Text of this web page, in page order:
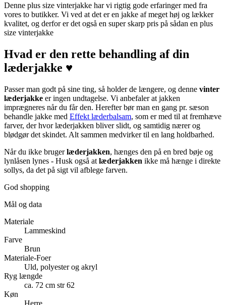
Denne plus size vinterjakke har vi rigtig gode erfaringer med fra
vores to butikker. Vi ved at det er en jakke af meget høj og lækker
kvalitet, og derfor er det også en super skarp pris på sådan en plus
size vinterjakke
Hvad er den rette behandling af din
læderjakke ♥
Passer man godt på sine ting, så holder de længere, og denne vinter
læderjakke er ingen undtagelse. Vi anbefaler at jakken
imprægneres når du får den. Herefter bør man en gang pr. sæson
behandle jakke med Effekt læderbalsam, som er med til at fremhæve
farver, der hvor læderjakken bliver slidt, og samtidig nærer og
blødgør det skindet. Alt sammen medvirker til en lang holdbarhed.
Når du ikke brugerlæderjakken, hænges den på en bred bøje og
lynlåsen lynes - Husk også at læderjakken ikke må hænge i direkte
sollys, da det på sigt vil afblege farven.
God shopping
Mål og data
Materiale
Lammeskind
Farve
Brun
Materiale-Foer
Uld, polyester og akryl
Ryg længde
ca. 72 cm str 62
Køn
Herre